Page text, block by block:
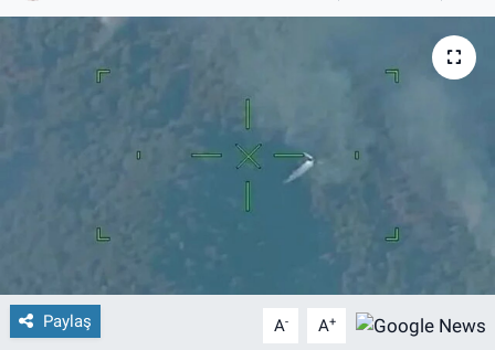
Paylaş A- A+